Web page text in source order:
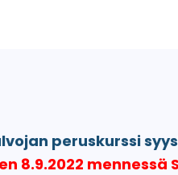
peruskurssi
8.9.2022 mennessä